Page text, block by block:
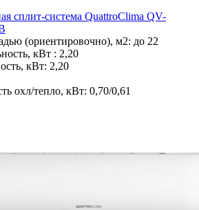
сплит-система QuattroClima QV-
(ориентировочно), м2: до 22
кВт : 2,20
кВт: 2,20
охл/тепло, кВт: 0,70/0,61